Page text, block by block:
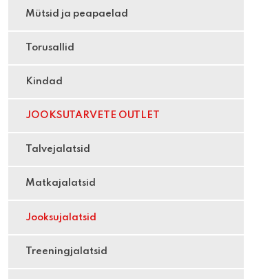
Mütsid ja peapaelad
Torusallid
Kindad
JOOKSUTARVETE OUTLET
Talvejalatsid
Matkajalatsid
Jooksujalatsid
Treeningjalatsid